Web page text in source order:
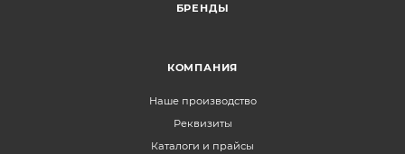
БРЕНДЫ
КОМПАНИЯ
Наше производство
Реквизиты
Каталоги и прайсы